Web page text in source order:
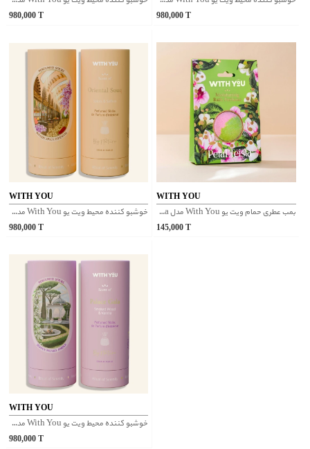
980,000T 980,000 T
WITH YOU
خوشبو کننده محیط ویت یو With You مدل Oriental Souq
980,000T
WITH YOU
بمب عطری حمام ویت یو With You مدل Petal Fiesta
145,000 T
WITH YOU
خوشبو کننده محیط ویت یو With You مدل Palace Gala
980,000T